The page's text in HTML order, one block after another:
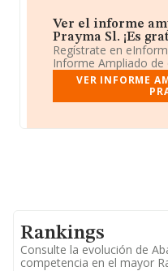
Ver el informe
Prayma Sl. ¡Es
Regístrate en
Informe Ampliado de
VER INFORME
Rankings
Consulte la evolución de
competencia en el mayor